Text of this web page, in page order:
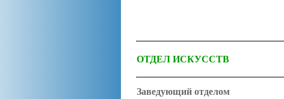
ОТДЕЛ ИСКУССТВ
Заведующий отделом